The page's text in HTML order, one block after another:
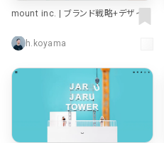
mount inc. | ブランド戦略+デザイン
h.koyama